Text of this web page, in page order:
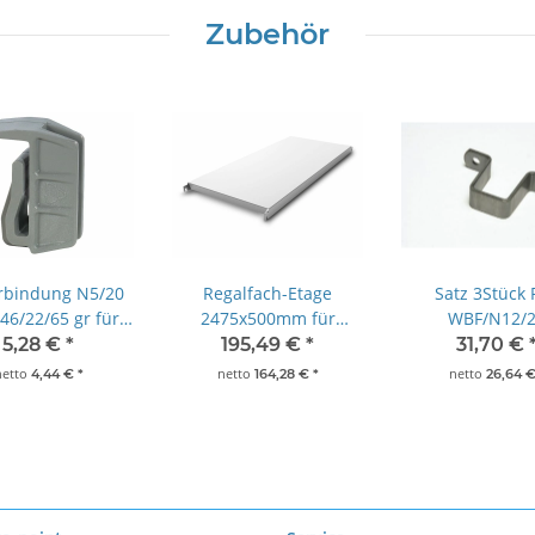
Zubehör
N5/20
22/65 gr für
und
Auflagen
5,28 € *
4,44 € *
Regalfach-Etage
2475x500mm für
Aluminium-Regal mit
geschlossenen
195,49 € *
netto 164,28 € *
Satz 3Stück
WBF/N12/
Norm 12/20 für
31,70 €
netto 26,64 €